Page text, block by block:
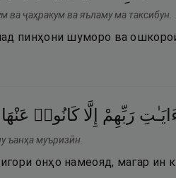
ва ҷаҳракум ва яъламу ма таксибун.
пинҳони шуморо ва
رَبِّهِمْ إِلَّا كَانُوا۟ عَنْهَا
ъанҳа муъризӣн.
онҳо намеояд, магар ин